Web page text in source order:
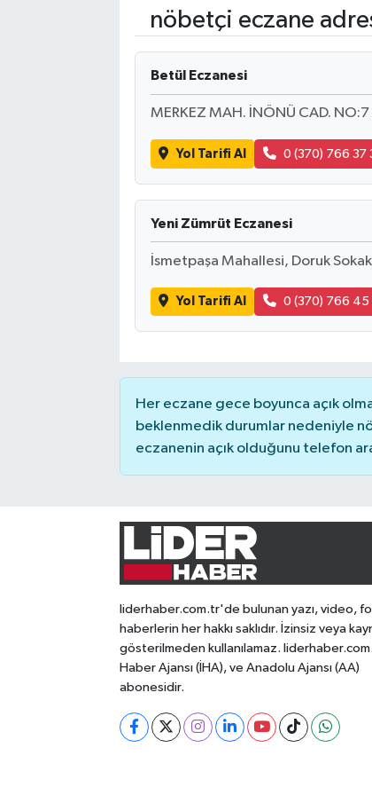
nöbetçi eczane
Betül Eczanesi
MERKEZ MAH. İNÖNÜ CAD. NO:7
Yol Tarifi Al 0 (370) 766 37
Yeni Zümrüt Eczanesi
İsmetpaşa Mahallesi, Doruk
Yol Tarifi Al 0 (370) 766 45
Her eczane gece boyunca açık
beklenmedik durumlar nedeniyle
eczanenin açık olduğunu telefon
liderhaber.com.tr'de bulunan yazı, video,
haberlerin her hakkı saklıdır. İzinsiz veya
gösterilmeden kullanılamaz.
Haber Ajansı (İHA), ve Anadolu Ajansı (AA)
abonesidir.
Lider Haber TV Canlı Yayın izle